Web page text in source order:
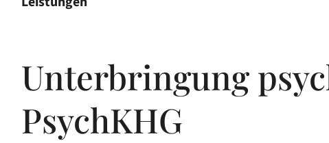
Unterbringung
PsychKHG